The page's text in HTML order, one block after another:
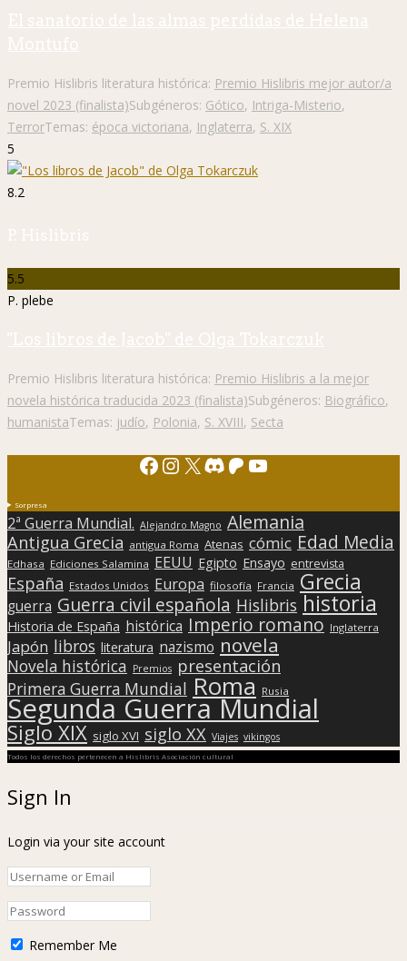
El sanatorio de las almas perdidas de Helena
Montufo
Premio Hislibris literatura histórica: Premio Hislibris mejor autor/a
novel 2023 (finalista)Subgéneros: Gótico, Intriga-Misterio,
TerrorTemas: época victoriana, Inglaterra, S. XIX
5
8.2
P. Hislibris
5.5
P. plebe
"Los libros de Jacob" de Olga Tokarczuk
Premio Hislibris literatura histórica: Premio Hislibris a la mejor
novela histórica traducida 2023 (finalista)Subgéneros: Biográfico,
humanistaTemas: judío, Polonia, S. XVIII, Secta
Facebook
Instagram
X Discord
Patreon
YouTube
Sorpresa
2ª Guerra Mundial. Alejandro Magno Alemania
Antigua Grecia antigua Roma Atenas cómic Edad Media
Edhasa Ediciones Salamina EEUU Egipto Ensayo entrevista
España Estados Unidos Europa filosofía Francia Grecia
guerra Guerra civil española Hislibris historia
Historia de España histórica Imperio romano Inglaterra
Japón libros literatura nazismo novela
Novela histórica Premios presentación
Primera Guerra Mundial Roma Rusia
Segunda Guerra Mundial
Siglo XIX siglo XVI siglo XX Viajes vikingos
Todos los derechos pertenecen a Hislibris Asociación cultural
Sign In
Login via your site account
Remember Me